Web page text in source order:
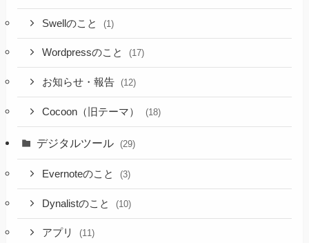
Swellのこと (1)
Wordpressのこと (17)
お知らせ・報告 (12)
Cocoon（旧テーマ） (18)
デジタルツール (29)
Evernoteのこと (3)
Dynalistのこと (10)
アプリ (11)